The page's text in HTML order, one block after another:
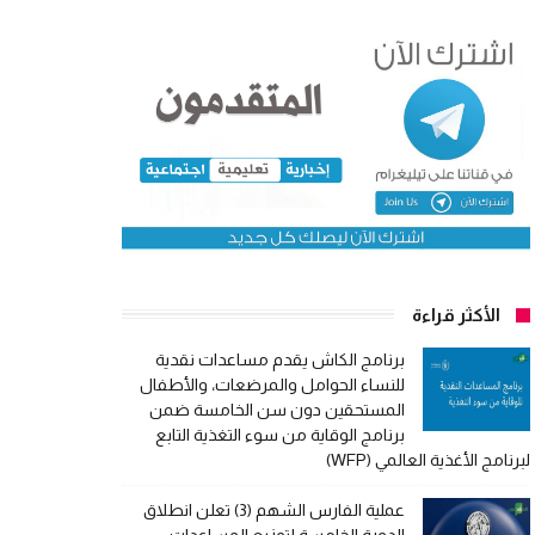
الأكثر قراءة
برنامج الكاش يقدم مساعدات نقدية
للنساء الحوامل والمرضعات، والأطفال
المستحقين دون سن الخامسة ضمن
برنامج الوقاية من سوء التغذية التابع
لبرنامج الأغذية العالمي (WFP)
عملية الفارس الشهم (3) تعلن انطلاق